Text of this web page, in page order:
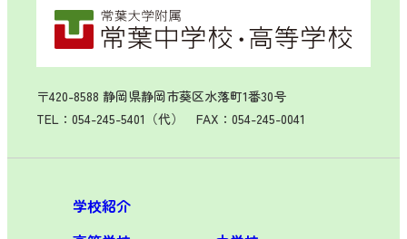
〒420-8588 静岡県静岡市葵区水落町1番30号
TEL：054-245-5401（代） FAX：054-245-0041
学校紹介